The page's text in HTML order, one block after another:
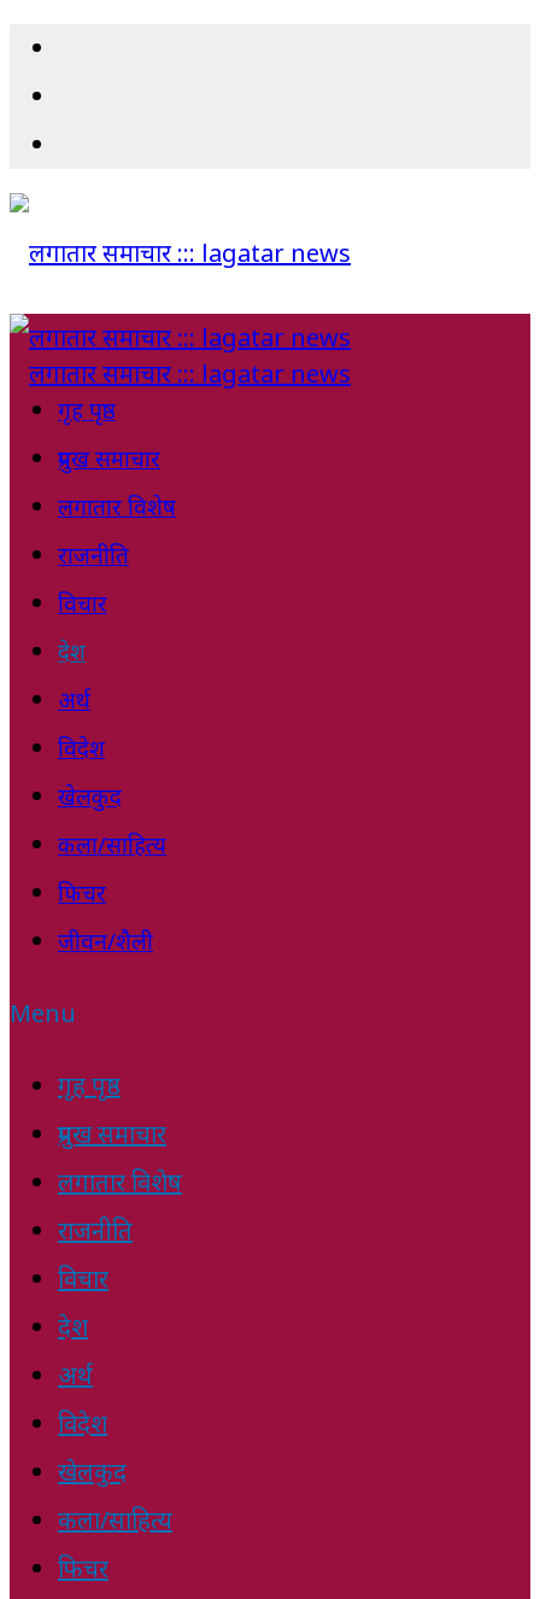
गृह पृष्ठ
प्रमुख समाचार
लगातार विशेष
राजनीति
विचार
देश
अर्थ
विदेश
खेलकुद
कला/साहित्य
फिचर
जीवन/शैली
Menu
गृह पृष्ठ
प्रमुख समाचार
लगातार विशेष
राजनीति
विचार
देश
अर्थ
विदेश
खेलकुद
कला/साहित्य
फिचर